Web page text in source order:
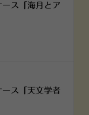
ス「海月とア
ス「天文学者